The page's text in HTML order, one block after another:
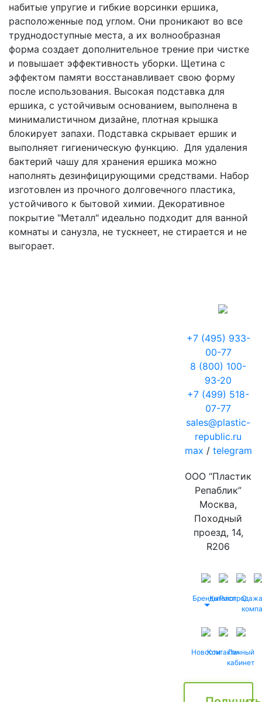
набитые упругие и гибкие ворсинки ершика,
расположенные под углом. Они проникают во все
труднодоступные места, а их волнообразная
форма создает дополнительное трение при чистке
и повышает эффективность уборки. Щетина с
эффектом памяти восстанавливает свою форму
после использования. Высокая подставка для
ершика, с устойчивым основанием, выполнена в
минималистичном дизайне, плотная крышка
блокирует запахи. Подставка скрывает ершик и
выполняет гигиеническую функцию. Для удаления
бактерий чашу для хранения ершика можно
наполнять дезинфицирующими средствами. Набор
изготовлен из прочного долговечного пластика,
устойчивого к бытовой химии. Декоративное
покрытие "Металл" идеально подходит для ванной
комнаты и санузла, не тускнеет, не стирается и не
выгорает.
+7 (495) 933-
00-77
8 (800) 100-
93-20
+7 (499) 518-
07-77
sales@plastic-
republic.ru
max / telegram
ООО “Пластик
Репаблик”
Москва,
Походный
проезд, 14,
R206
БрендыКаталог
Распродажа
О
НовостиКонтактыЛичный
кабинет